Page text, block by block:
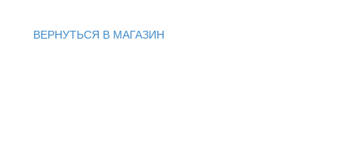
ВЕРНУТЬСЯ В МАГАЗИН